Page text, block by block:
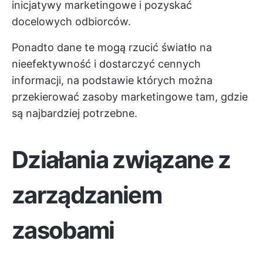
inicjatywy marketingowe i pozyskać
docelowych odbiorców.
Ponadto dane te mogą rzucić światło na
nieefektywność i dostarczyć cennych
informacji, na podstawie których można
przekierować zasoby marketingowe tam, gdzie
są najbardziej potrzebne.
Działania związane z
zarządzaniem
zasobami